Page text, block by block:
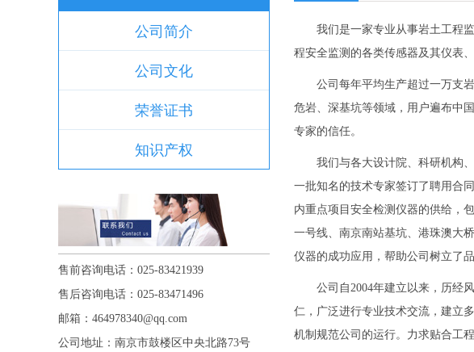
公司简介
公司文化
荣誉证书
知识产权
售前咨询电话：025-83421939
售后咨询电话：025-83471496
邮箱： 464978340@qq.com
公司地址： 南京市鼓楼区中央北路73号
我们是一家专业从事岩土工程
程安全监测的各类传感器及其仪表
公司每年平均生产超过一万支
危岩、深基坑等领域，用户遍布中
专家的信任。
我们与各大设计院、科研机构
一批知名的技术专家签订了聘用合
内重点项目安全检测仪器的供给，
一号线、南京南站基坑、港珠澳大
仪器的成功应用，帮助公司树立了
公司自2004年建立以来，历经
仁，广泛进行专业技术交流，建立
机制规范公司的运行。力求贴合工